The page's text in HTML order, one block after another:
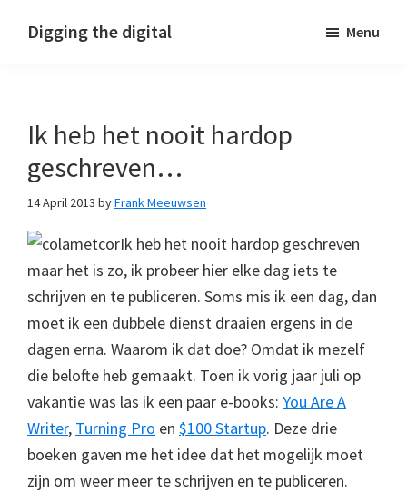
Digging the digital Menu
Ik heb het nooit hardop
geschreven…
14 April 2013 byFrank Meeuwsen
Ik heb het nooit hardop geschreven
maar het is zo, ik probeer hier elke dag iets te
schrijven en te publiceren. Soms mis ik een dag, dan
moet ik een dubbele dienst draaien ergens in de
dagen erna. Waarom ik dat doe? Omdat ik mezelf
die belofte heb gemaakt. Toen ik vorig jaar juli op
vakantie was las ik een paar e-books: You Are A
Writer, Turning Pro en $100 Startup. Deze drie
boeken gaven me het idee dat het mogelijk moet
zijn om weer meer te schrijven en te publiceren.